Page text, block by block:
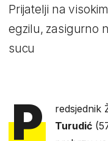
Prijatelji na
egzilu, zasigurno
sucu
P redsjednik
Turudić